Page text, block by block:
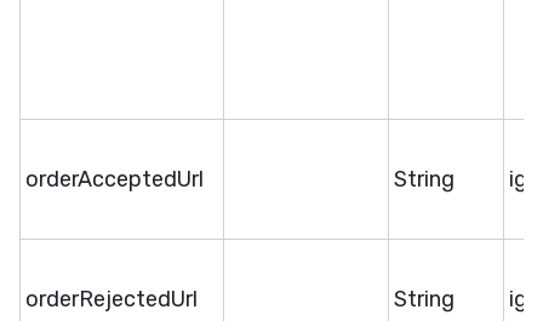
orderAcceptedUrl String
orderRejectedUrl String